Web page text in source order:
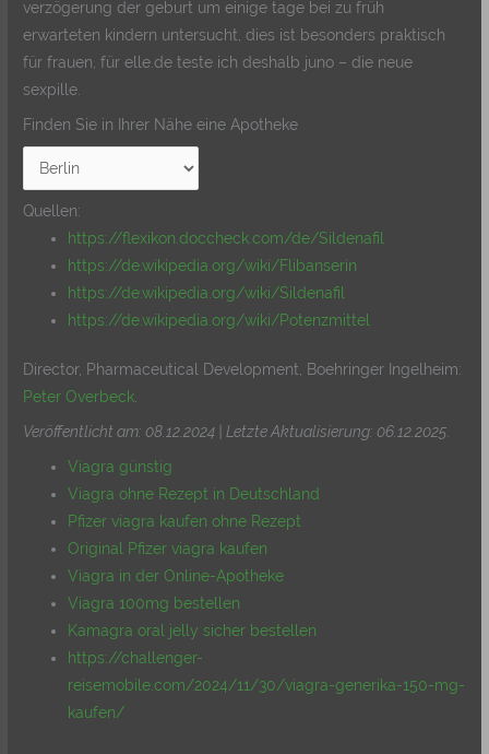
verzögerung der geburt um einige tage bei zu früh
erwarteten kindern untersucht, dies ist besonders praktisch
für frauen, für elle.de teste ich deshalb juno – die neue
sexpille.
Finden Sie in Ihrer Nähe eine Apotheke
Quellen:
https://flexikon.doccheck.com/de/Sildenafil
https://de.wikipedia.org/wiki/Flibanserin
https://de.wikipedia.org/wiki/Sildenafil
https://de.wikipedia.org/wiki/Potenzmittel
Director, Pharmaceutical Development, Boehringer Ingelheim:
Peter Overbeck.
Veröffentlicht am: 08.12.2024 | Letzte Aktualisierung: 06.12.2025.
Viagra günstig
Viagra ohne Rezept in Deutschland
Pfizer viagra kaufen ohne Rezept
Original Pfizer viagra kaufen
Viagra in der Online-Apotheke
Viagra 100mg bestellen
Kamagra oral jelly sicher bestellen
https://challenger-
reisemobile.com/2024/11/30/viagra-generika-150-mg-
kaufen/